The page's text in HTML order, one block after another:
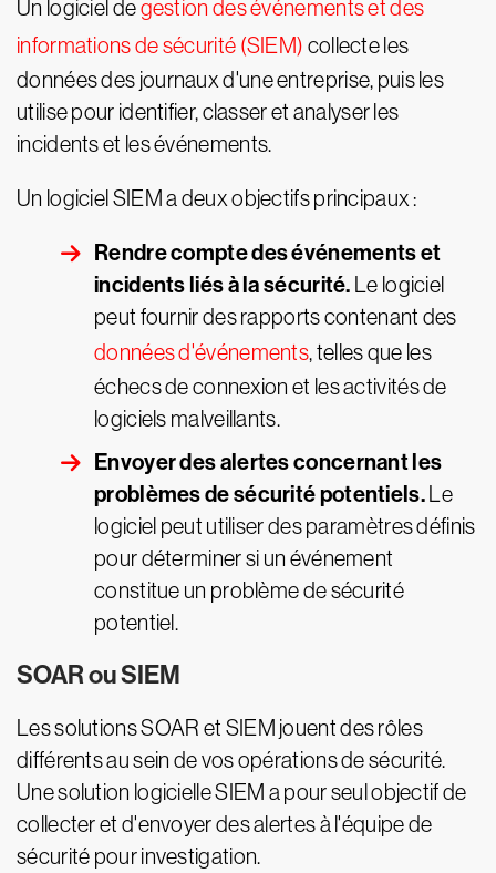
Un logiciel degestion des événements et des
informations de sécurité (SIEM) collecte les
données des journaux d'une entreprise, puis les
utilise pour identifier, classer et analyser les
incidents et les événements.
Un logiciel SIEM a deux objectifs principaux :
Rendre compte des événements et
incidents liés à la sécurité. Le logiciel
peut fournir des rapports contenant des
données d'événements, telles que les
échecs de connexion et les activités de
logiciels malveillants.
Envoyer des alertes concernant les
problèmes de sécurité potentiels.Le
logiciel peut utiliser des paramètres définis
pour déterminer si un événement
constitue un problème de sécurité
potentiel.
SOAR ou SIEM
Les solutions SOAR et SIEM jouent des rôles
différents au sein de vos opérations de sécurité.
Une solution logicielle SIEM a pour seul objectif de
collecter et d'envoyer des alertes à l'équipe de
sécurité pour investigation.